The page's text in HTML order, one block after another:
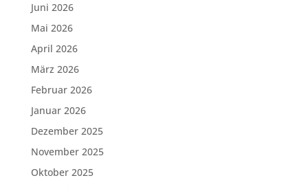
Juni 2026
Mai 2026
April 2026
März 2026
Februar 2026
Januar 2026
Dezember 2025
November 2025
Oktober 2025